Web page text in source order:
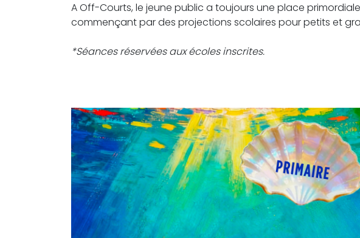
A Off-Courts, le jeune public a toujours une place
commençant par des projections scolaires pour petits et
*Séances réservées aux écoles inscrites.